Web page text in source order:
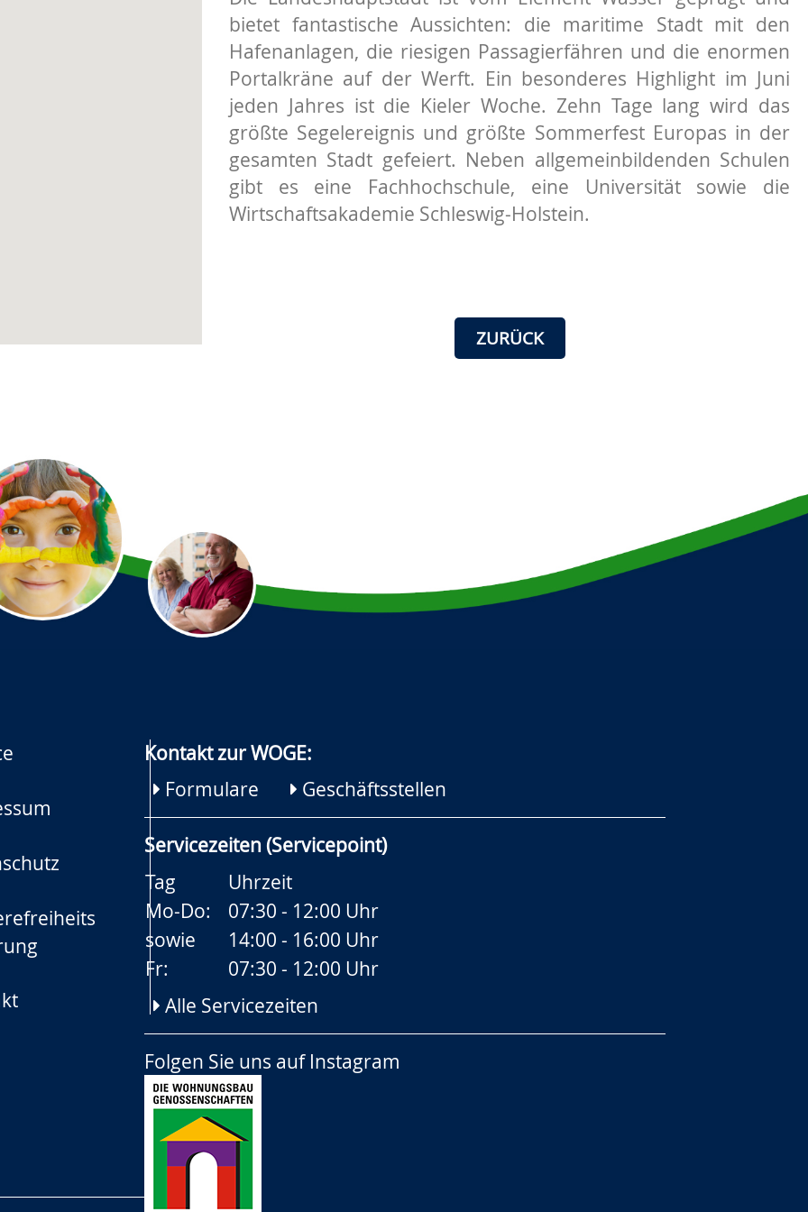
bietet fantastische Aussichten: die maritime Stadt mit den
Hafenanlagen, die riesigen Passagierfähren und die enormen
Portalkräne auf der Werft. Ein besonderes Highlight im Juni
jeden Jahres ist die Kieler Woche. Zehn Tage lang wird das
größte Segelereignis und größte Sommerfest Europas in der
gesamten Stadt gefeiert. Neben allgemeinbildenden Schulen
gibt es eine Fachhochschule, eine Universität sowie die
Wirtschaftsakademie Schleswig-Holstein.
ZURÜCK
Kontakt zur WOGE:
Formulare
Geschäftsstellen
Servicezeiten (Servicepoint)
Tag
Uhrzeit
Mo-Do:
07:30 - 12:00 Uhr
sowie
14:00 - 16:00 Uhr
Fr:
07:30 - 12:00 Uhr
Alle Servicezeiten
Folgen Sie uns auf Instagram